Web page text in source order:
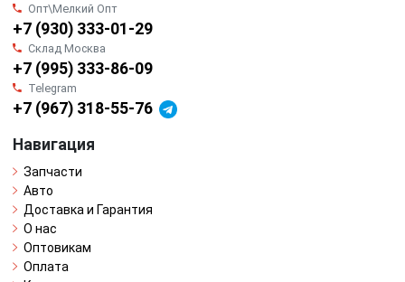
Опт\Мелкий Опт
+7 (930) 333-01-29
Склад Москва
+7 (995) 333-86-09
Telegram
+7 (967) 318-55-76
Навигация
Запчасти
Авто
Доставка и Гарантия
О нас
Оптовикам
Оплата